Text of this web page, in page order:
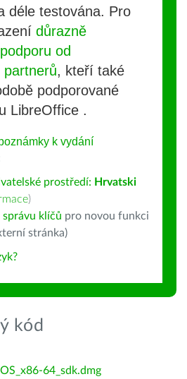
déle testována. Pro
důrazně
od
partnerů, kteří také
podporované
LibreOffice .
k vydání
prostředí: Hrvatski
)
klíčů pro novou funkci
stránka)
kód
64_sdk.dmg